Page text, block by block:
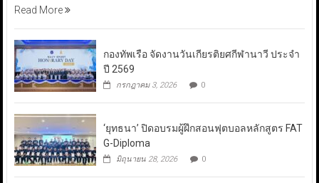
Read More
กองทัพเรือ จัดงานวันเกียรติยศกีฬานาวี ประจำ
ปี 2569
กรกฎาคม 3, 2026 0
‘ยุทธนา’ ปิดอบรมผู้ฝึกสอนฟุตบอลหลักสูตร FAT
G-Diploma
มิถุนายน 28, 2026 0